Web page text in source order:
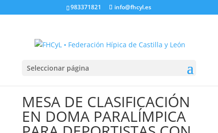
983371821 info@fhcyl.es
Seleccionar página
MESA DE CLASIFICACIÓN
EN DOMA PARALÍMPICA